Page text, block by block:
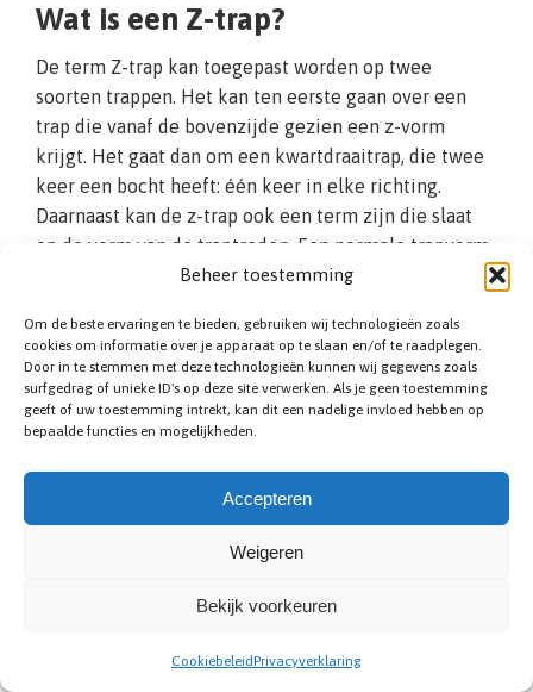
Beheer toestemming
Om de beste ervaringen te bieden, gebruiken wij technologieën zoals
cookies om informatie over je apparaat op te slaan en/of te raadplegen.
Door in te stemmen met deze technologieën kunnen wij gegevens zoals
surfgedrag of unieke ID's op deze site verwerken. Als je geen toestemming
geeft of uw toestemming intrekt, kan dit een nadelige invloed hebben op
bepaalde functies en mogelijkheden.
Accepteren
Weigeren
Bekijk voorkeuren
CookiebeleidPrivacyverklaring
Wat is een Z-trap?
De term Z-trap kan toegepast worden op twee
soorten trappen. Het kan ten eerste gaan over een
trap die vanaf de bovenzijde gezien een z-vorm
krijgt. Het gaat dan om een kwartdraaitrap, die twee
keer een bocht heeft: één keer in elke richting.
Daarnaast kan de z-trap ook een term zijn die slaat
op de vorm van de traptreden. Een normale trapvorm
heeft traptreden die horizontaal zijn, terwijl de
schuine stootborden. Hierdoor worden de treden op
een unieke manier met elkaar verbonden. Het grote
voordeel van Z-trappen is het efficiënte
ruimtegebruik.